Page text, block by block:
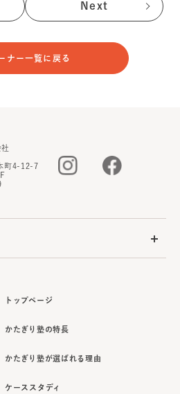
Next
ナー一覧に戻る
町4-12-7
トップページ
かたぎり塾の特長
かたぎり塾が選ばれる理由
ケーススタディ